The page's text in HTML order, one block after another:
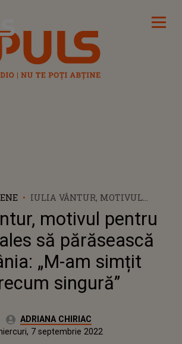
IULIA VÂNTUR, MOTIVUL
PENTRU CARE A ALES SĂ
PĂRĂSEASCĂ ROMÂNIA: „M-AM
SIMȚIT OARECUM SINGURĂ”
motivul pentru
să părăsească
„M-am simțit
singură”
Autor:ADRIANA CHIRIAC
2022 7 septembrie 2022